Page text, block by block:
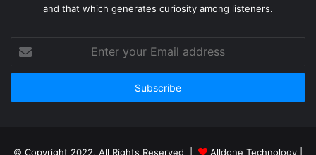
and that which generates curiosity among listeners.
your
Email
© Copyright 2022, All Rights Reserved | Alldone Technology